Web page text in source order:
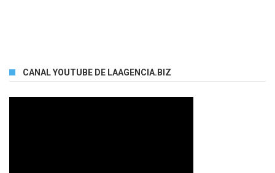
CANAL YOUTUBE DE LAAGENCIA.BIZ